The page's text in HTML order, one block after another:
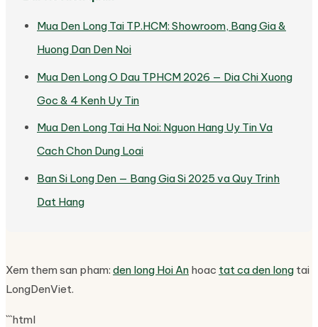
Mua Den Long Tai TP.HCM: Showroom, Bang Gia &
Huong Dan Den Noi
Mua Den Long O Dau TPHCM 2026 — Dia Chi Xuong
Goc & 4 Kenh Uy Tin
Mua Den Long Tai Ha Noi: Nguon Hang Uy Tin Va
Cach Chon Dung Loai
Ban Si Long Den — Bang Gia Si 2025 va Quy Trinh
Dat Hang
Xem them san pham: den long Hoi An hoac tat ca den long tai
LongDenViet.
```html